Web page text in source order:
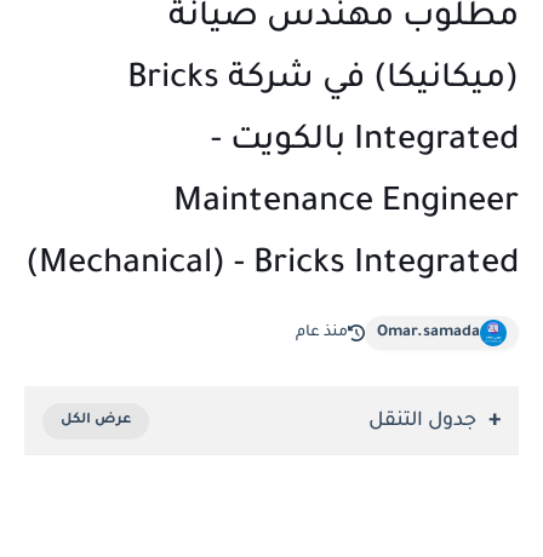
مطلوب مهندس صيانة
(ميكانيكا) في شركة Bricks
Integrated بالكويت -
Maintenance Engineer
(Mechanical) - Bricks Integrated
Omar.samada منذ عام
جدول التنقل